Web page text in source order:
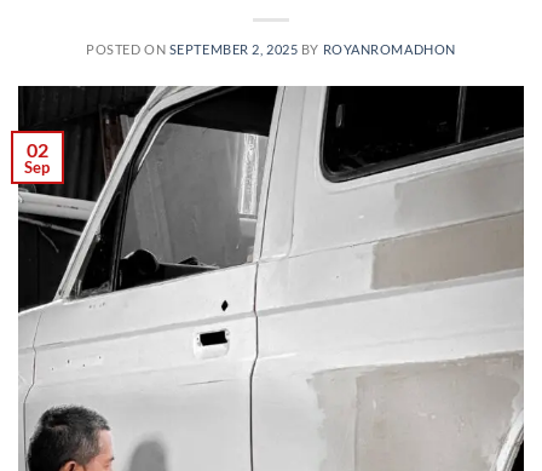
POSTED ON SEPTEMBER 2, 2025 BY ROYANROMADHON
02
Sep